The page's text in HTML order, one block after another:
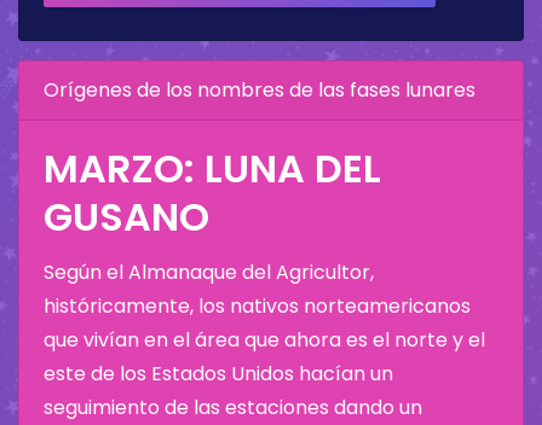
Orígenes de los nombres de las fases lunares
MARZO: LUNA DEL
GUSANO
Según el Almanaque del Agricultor,
históricamente, los nativos norteamericanos
que vivían en el área que ahora es el norte y el
este de los Estados Unidos hacían un
seguimiento de las estaciones dando un